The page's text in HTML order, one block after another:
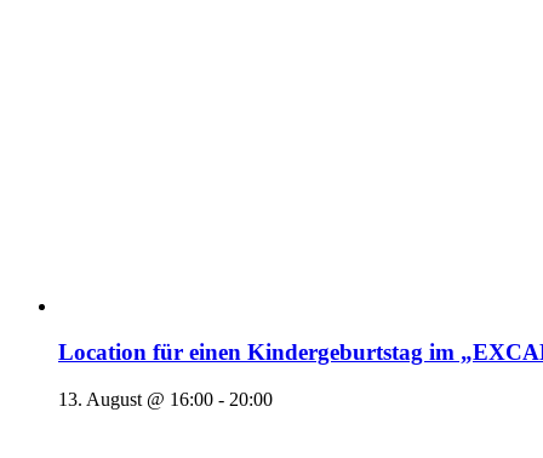
Location für einen Kindergeburtstag im
13. August @ 16:00 - 20:00